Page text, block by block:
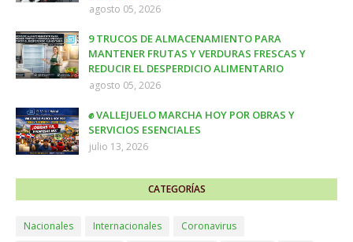
agosto 05, 2026
9 TRUCOS DE ALMACENAMIENTO PARA
MANTENER FRUTAS Y VERDURAS FRESCAS Y
REDUCIR EL DESPERDICIO ALIMENTARIO
agosto 05, 2026
✊ VALLEJUELO MARCHA HOY POR OBRAS Y
SERVICIOS ESENCIALES
julio 13, 2026
CATEGORÍAS
Nacionales Internacionales
Coronavirus